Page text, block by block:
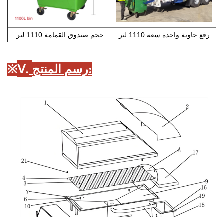
حجم صندوق القمامة 1110 لتر رفع حاوية واحدة سعة 1110 لتر
※Ⅴ. رسم المنتج: